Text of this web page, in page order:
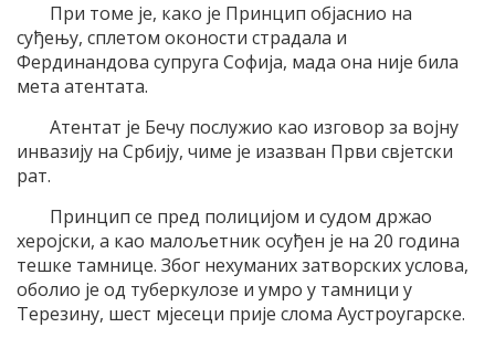
При томе је, како је Принцип објаснио на
суђењу, сплетом оконости страдала и
Фердинандова супруга Софија, мада она није била
мета атентата.
Атентат је Бечу послужио као изговор за војну
инвазију на Србију, чиме је изазван Први свјетски
рат.
Принцип се пред полицијом и судом држао
херојски, а као малољетник осуђен је на 20 година
тешке тамнице. Због нехуманих затворских услова,
оболио је од туберкулозе и умро у тамници у
Терезину, шест мјесеци прије слома Аустроугарске.